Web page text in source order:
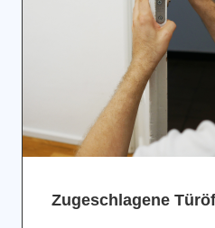
Zugeschlagene